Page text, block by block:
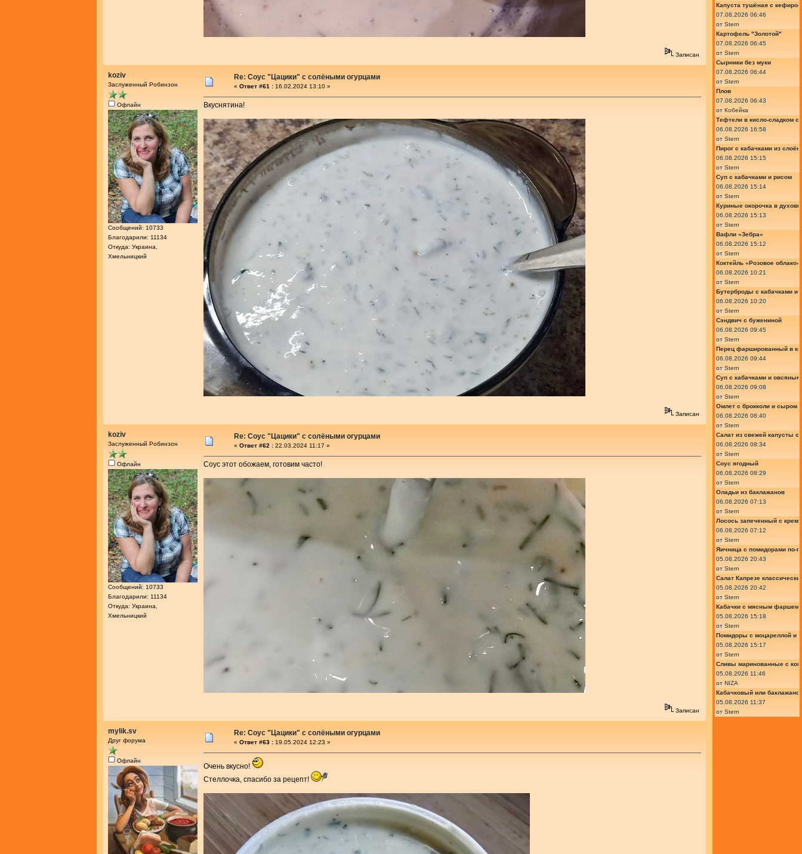
Записан
koziv
Заслуженный Робинзон
Офлайн
Сообщений: 10733
Благодарили: 11134
Откуда: Украина,
Хмельницкий
Re: Соус "Цацики" с солёными огурцами
« Ответ #61 : 16.02.2024 13:10 »
Вкуснятина!
Записан
koziv
Заслуженный Робинзон
Офлайн
Сообщений: 10733
Благодарили: 11134
Откуда: Украина,
Хмельницкий
Re: Соус "Цацики" с солёными огурцами
« Ответ #62 : 22.03.2024 11:17 »
Соус этот обожаем, готовим часто!
Записан
mylik.sv
Друг форума
Офлайн
Re: Соус "Цацики" с солёными огурцами
« Ответ #63 : 19.05.2024 12:23 »
Очень вкусно!
Стеллочка, спасибо за рецепт!
Капуста тушёная с кефиром
07.08.2026 06:46
от Stern
Картофель "Золотой"
07.08.2026 06:45
от Stern
Сырники без муки
07.08.2026 06:44
от Stern
Плов
07.08.2026 06:43
от Кобейка
Тефтели в кисло-сладком
06.08.2026 16:58
от Stern
Пирог с кабачками из
06.08.2026 15:15
от Stern
Суп с кабачками и рисом
06.08.2026 15:14
от Stern
Куриные окорочка в
06.08.2026 15:13
от Stern
Вафли «Зебра»
06.08.2026 15:12
от Stern
Коктейль «Розовое
06.08.2026 10:21
от Stern
Бутерброды с кабачками и
06.08.2026 10:20
от Stern
Сэндвич с бужениной
06.08.2026 09:45
от Stern
Перец фаршированный в
06.08.2026 09:44
от Stern
Суп с кабачками и
06.08.2026 09:08
от Stern
Омлет с брокколи и сыром
06.08.2026 08:40
от Stern
Салат из свежей капусты
06.08.2026 08:34
от Stern
Соус ягодный
06.08.2026 08:29
от Stern
Оладьи из баклажанов
06.08.2026 07:13
от Stern
Лосось запеченный с
06.08.2026 07:12
от Stern
Яичница с помидорами по-
05.08.2026 20:43
от Stern
Салат Капрезе
05.08.2026 20:42
от Stern
Кабачки с мясным фаршем
05.08.2026 15:18
от Stern
Помидоры с моцареллой и
05.08.2026 15:17
от Stern
Сливы маринованные с
05.08.2026 11:46
от NIZA
Кабачковый или
05.08.2026 11:37
от Stern